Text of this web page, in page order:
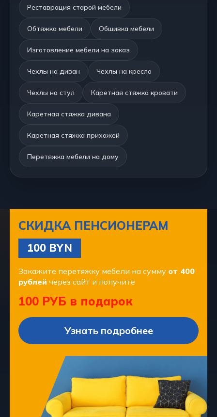
Реставрация старой мебели
Обтяжка мебели Обшивка мебели
Изготовление мебели на заказ
Чехлы на диван Чехлы на кресло
Чехлы на стул Каретная стяжка кровати
Каретная стяжка дивана
Каретная стяжка прихожей
Перетяжка мебели на дому
СКИДКА ПЕНСИОНЕРАМ
100 BYN
Закажите перетяжку мебели на сумму от 400
рублей через сайт и получите
100 РУБ в подарок
Узнать подробнее